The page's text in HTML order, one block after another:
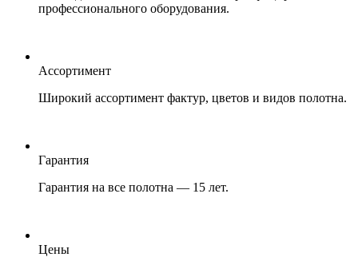
профессионального оборудования.
Ассортимент
Широкий ассортимент фактур, цветов и видов полотна.
Гарантия
Гарантия на все полотна — 15 лет.
Цены